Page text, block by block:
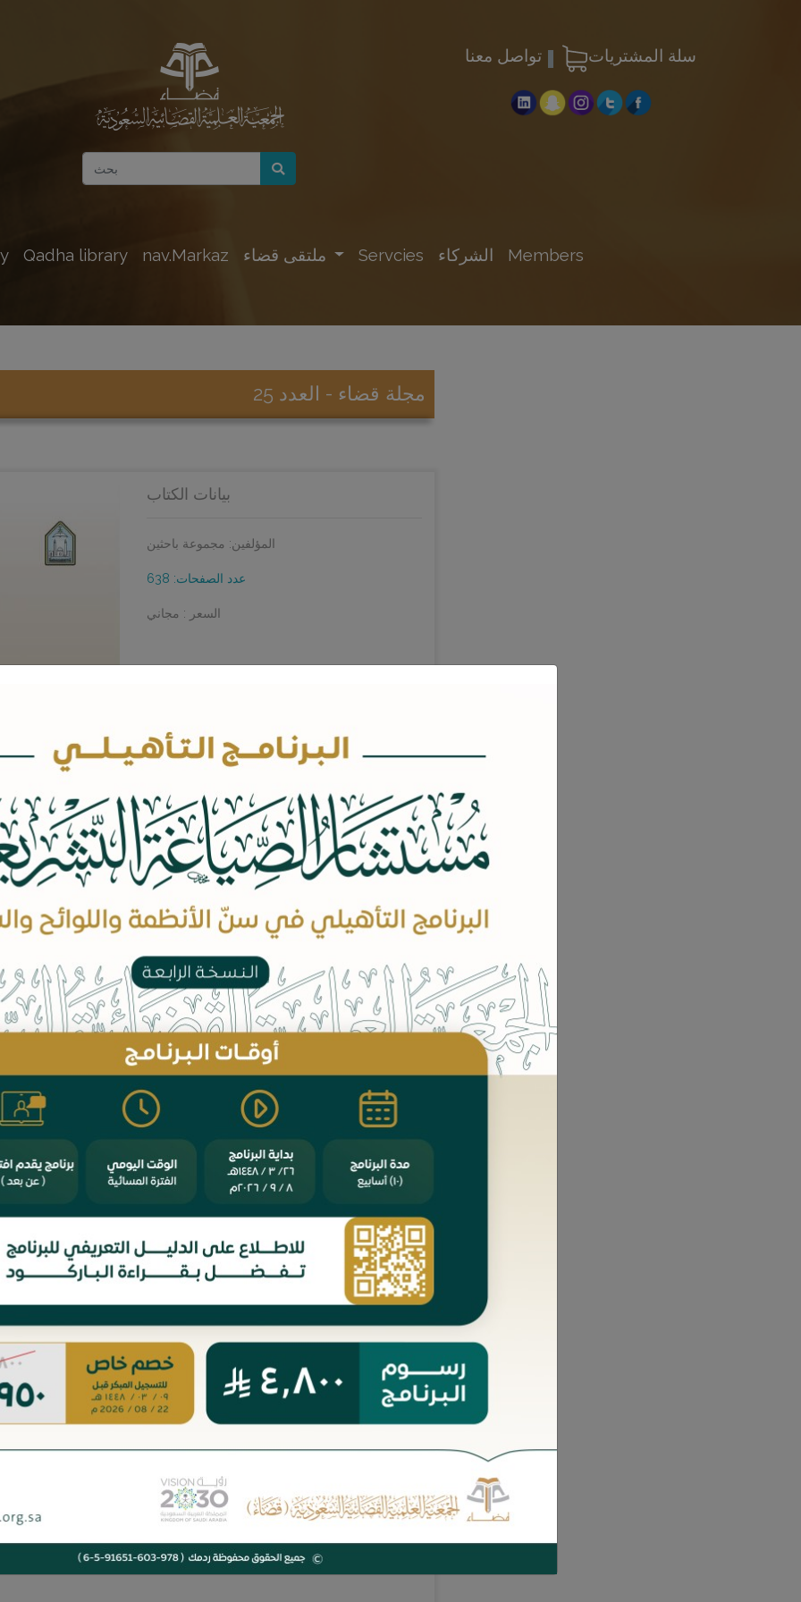
تواصل معنا سلة المشتريات
Qadha library nav.Markaz Servcies الشركاء Members
مجلة قضاء - العدد 25
-أ.د. فهد بن عبدالرحمن اليحيى.
- رسالة في التعزير
- أحكام المصافحة في
بيانات الكتاب
المؤلفين: مجموعة باحثين
عدد الصفحات: 638
السعر : مجاني